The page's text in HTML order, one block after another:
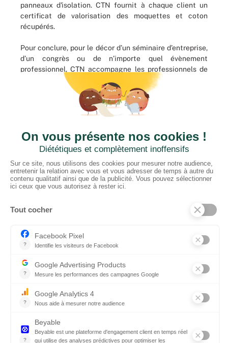
panneaux d'isolation. CTN fournit à chaque client un
certificat de valorisation des moquettes et coton
récupérés.
Pour conclure, pour le décor d’un séminaire d’entreprise,
d’un congrès ou de n’importe quel évènement
professionnel, CTN accompagne les professionnels de
l’évènementiel en leur proposant de nombreuses
solutions de revêtements pour sols, murs et plafonds
afin de leur permettre de créer une ambiance propice
‘t Hoge 116 - 8500 KORTRIJK – B
info@ctnbenelux.com
Horaires :
Bureau: 9h00-12h30; 13h30-17h00
PRODUITS
Tissus
Tissus scénique